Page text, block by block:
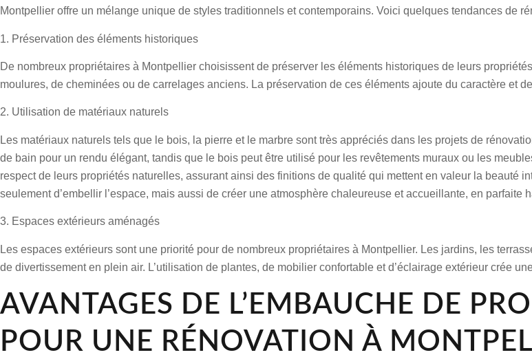
Montpellier offre un mélange unique de styles traditionnels et contemporains. Voici quelques tendances de
1. Préservation des éléments historiques
De nombreux propriétaires à Montpellier choisissent de préserver les éléments historiques de leurs
moulures, de cheminées ou de carrelages anciens. La préservation de ces éléments ajoute du caractère et
2. Utilisation de matériaux naturels
Les matériaux naturels tels que le bois, la pierre et le marbre sont très appréciés dans les projets de
de bain pour un rendu élégant, tandis que le bois peut être utilisé pour les revêtements muraux ou les
respect de leurs propriétés naturelles, assurant ainsi des finitions de qualité qui mettent en valeur la beauté
seulement d’embellir l’espace, mais aussi de créer une atmosphère chaleureuse et accueillante, en
3. Espaces extérieurs aménagés
Les espaces extérieurs sont une priorité pour de nombreux propriétaires à Montpellier. Les jardins, les
de divertissement en plein air. L’utilisation de plantes, de mobilier confortable et d’éclairage extérieur crée
AVANTAGES DE L’EMBAUCHE DE
POUR UNE RÉNOVATION À